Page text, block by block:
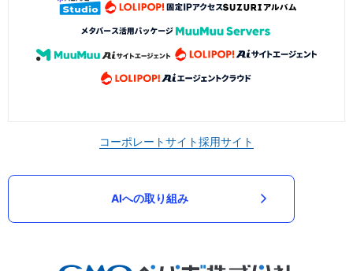
コーポレートサイト採用サイト
AIへの取り組み